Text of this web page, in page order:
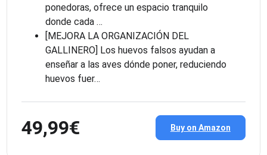
ponedoras, ofrece un espacio tranquilo
donde cada …
[MEJORA LA ORGANIZACIÓN DEL
GALLINERO] Los huevos falsos ayudan a
enseñar a las aves dónde poner, reduciendo
huevos fuer…
49,99€ Buy on Amazon